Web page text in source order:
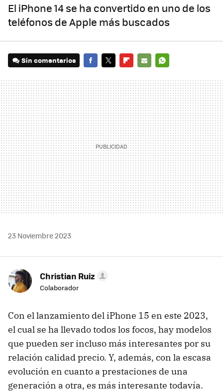
El iPhone 14 se ha convertido en uno de los
teléfonos de Apple más buscados
Sin comentarios
MAIL
23 Noviembre 2023
Christian Ruiz
Colaborador
Con el lanzamiento del iPhone 15 en este 2023,
el cual se ha llevado todos los focos, hay modelos
que pueden ser incluso más interesantes por su
relación calidad precio. Y, además, con la escasa
evolución en cuanto a prestaciones de una
generación a otra, es más interesante todavía.